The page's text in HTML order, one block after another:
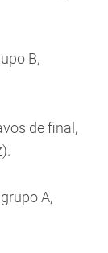
B,
de final,
A,